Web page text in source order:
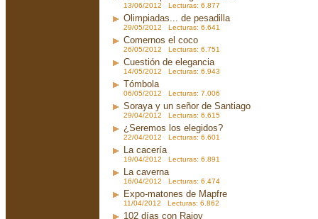
13/06/2012 Lecturas: 6.877
Olimpiadas... de pesadilla
29/05/2012 Lecturas: 6.641
Comernos el coco
26/05/2012 Lecturas: 6.751
Cuestión de elegancia
14/05/2012 Lecturas: 6.943
Tómbola
06/05/2012 Lecturas: 7.006
Soraya y un señor de Santiago
29/04/2012 Lecturas: 6.615
¿Seremos los elegidos?
22/04/2012 Lecturas: 6.601
La cacería
19/04/2012 Lecturas: 6.891
La caverna
16/04/2012 Lecturas: 6.474
Expo-matones de Mapfre
11/04/2012 Lecturas: 6.862
102 días con Rajoy